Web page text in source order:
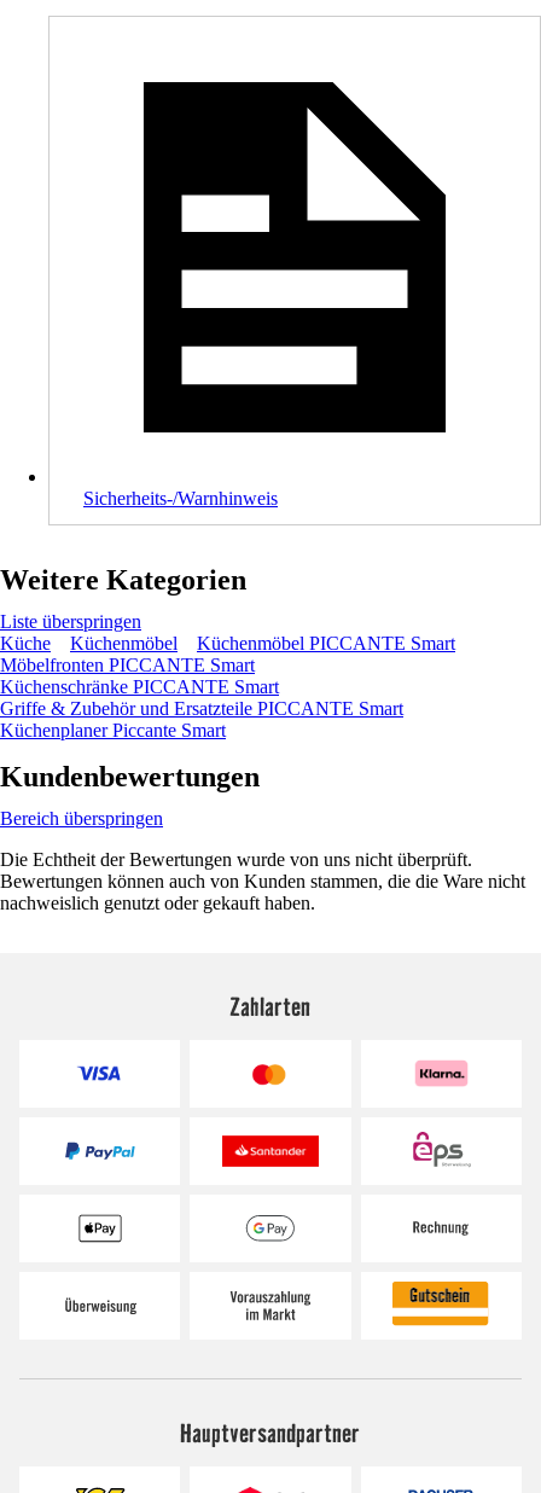
Sicherheits-/Warnhinweis
Weitere Kategorien
Liste überspringen
Küche
Küchenmöbel
Küchenmöbel PICCANTE Smart
Möbelfronten PICCANTE Smart
Küchenschränke PICCANTE Smart
Griffe & Zubehör und Ersatzteile PICCANTE Smart
Küchenplaner Piccante Smart
Kundenbewertungen
Bereich überspringen
Die Echtheit der Bewertungen wurde von uns nicht überprüft.
Bewertungen können auch von Kunden stammen, die die Ware nicht
nachweislich genutzt oder gekauft haben.
Zahlarten
Hauptversandpartner